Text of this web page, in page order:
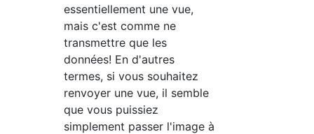
essentiellement une vue,
mais c'est comme ne
transmettre que les
données! En d'autres
termes, si vous souhaitez
renvoyer une vue, il semble
que vous puissiez
simplement passer l'image à